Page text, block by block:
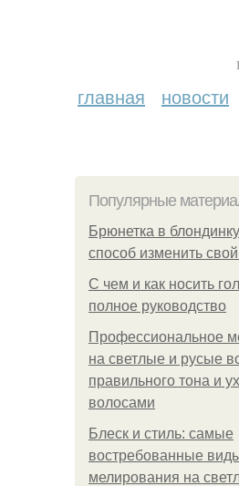
главная новости
Популярные
Брюнетка в
способ изменить
С чем и как носить
полное руководство
Профессиональное
на светлые и русые
правильного тона и
волосами
Блеск и стиль: самые
востребованные
мелирования на